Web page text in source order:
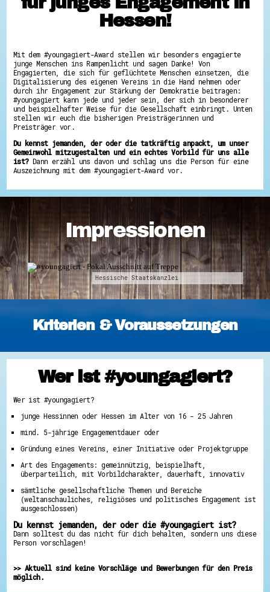
Hessen hilft Ukraine
Wettbewerb | 80 Jahre Hessen - Engagement
mit Herz
8 Vereine x 80 Jahre x 1.000 €
Ausgezeichnete Projekte
Menschen des Respekts
SHARE IT: Teile deine Infos!
Gestalte dein Ehrenamt
Ehrenamts-Card Hessen
Engagement-Lotsen
Crowdfunding - Viele schaffen mehr
Förderprogramme
Ehrentag
Hessen engagiert - Digitale Themenabende
Service-Learning
Mach dich schlau
GEMA-Pakt
Di@-Lotsen in Hessen
Energiepreiskrise und Ehrenamt
Flüchtlingshilfe + Integration
Generationsübergreifend aktiv
Qualifizierung & Fortbildung
Stiftungen
Service
Downloads
Kontakt
Impressum
Erklärung zur Barrierefreiheit
Barriere melden
Hessen!
Mit dem #youngagiert-Award stellen wir besonders engagierte
junge Menschen ins Rampenlicht und sagen Danke! Von
Engagierten, die sich für geflüchtete Menschen einsetzen, die
Digitalisierung des eigenen Vereins in die Hand nehmen oder
durch ihr Engagement zur Stärkung der Demokratie beitragen:
#youngagiert kann jede und jeder sein, der sich in besonderer
und beispielhafter Weise für die Gesellschaft einbringt. Unten
stellen wir euch die bisherigen Preisträgerinnen und
Preisträger vor.
Du kennst jemanden, der oder die tatkräftig anpackt, um unser
Gemeinwohl mitzugestalten und ein echtes Vorbild für uns alle
ist?Dann erzähl uns davon und schlag uns die Person für eine
Auszeichnung mit dem #youngagiert-Award vor.
Impressionen
Hessische Staatskanzlei
Kriterien & Voraussetzungen
Wer ist #youngagiert?
Wer ist #youngagiert?
junge Hessinnen oder Hessen im Alter von 16 - 25 Jahren
mind. 5-jährige Engagementdauer oder
Gründung eines Vereins, einer Initiative oder Projektgruppe
Art des Engagements: gemeinnützig, beispielhaft,
überparteilich, mit Vorbildcharakter, dauerhaft, innovativ
sämtliche gesellschaftliche Themen und Bereiche
(weltanschauliches, religiöses und politisches Engagement ist
ausgeschlossen)
Du kennst jemanden, der oder die #youngagiert ist?
Dann solltest du das nicht für dich behalten, sondern uns diese
Person vorschlagen!
>> Aktuell sind keine Vorschläge und Bewerbungen für den Preis
möglich.